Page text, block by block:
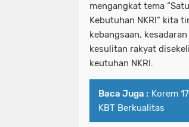
mengangkat tema
Kebutuhan NKRI” kita
kebangsaan,
kesulitan rakyat
keutuhan NKRI.
Baca Juga : Korem
KBT Berkualitas